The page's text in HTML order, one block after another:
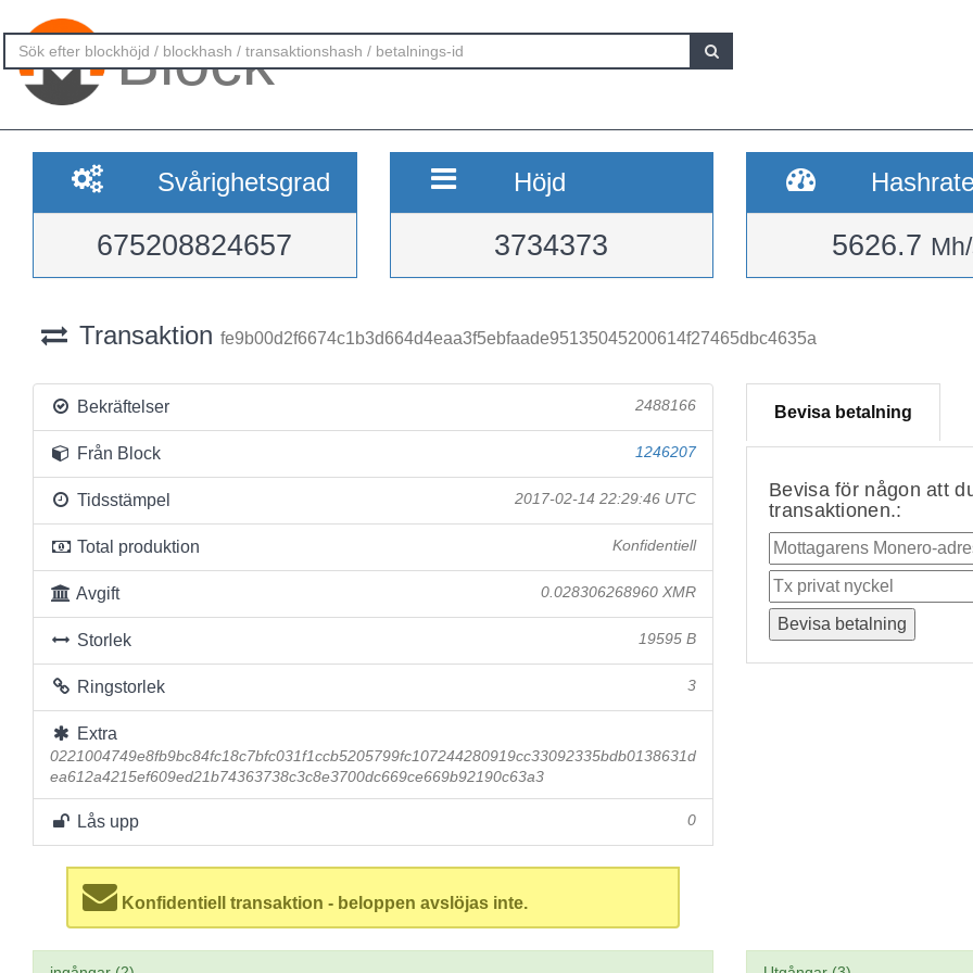
Block
Svårighetsgrad
675208824657
Höjd
3734373 5626.7
Transaktion fe9b00d2f6674c1b3d664d4eaa3f5ebfaade95135045200614f27465dbc4635a
Bekräftelser 2488166
Från Block 1246207
Tidsstämpel 2017-02-14 22:29:46 UTC
Total produktion Konfidentiell
Avgift 0.028306268960 XMR
Storlek 19595 B
Ringstorlek 3
Extra
0221004749e8fb9bc84fc18c7bfc031f1ccb5205799fc107244280919cc33092335bdb0138631d
ea612a4215ef609ed21b74363738c3c8e3700dc669ce669b92190c63a3
Lås upp 0
Konfidentiell transaktion - beloppen avslöjas inte.
Bevisa betalning
Bevisa för någon att
transaktionen.: